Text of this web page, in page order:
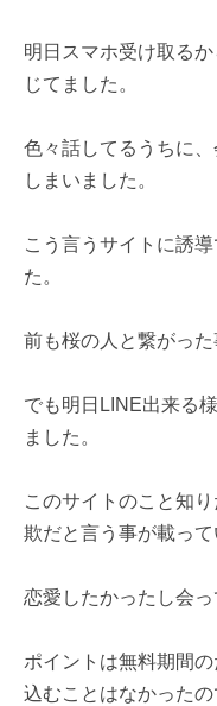
明日スマホ受け取る
じてました。
色々話してるうちに
しまいました。
こう言うサイトに誘
た。
前も桜の人と繋がった
でも明日LINE出来る
ました。
このサイトのこと知
欺だと言う事が載って
恋愛したかったし会っ
ポイントは無料期間
込むことはなかった